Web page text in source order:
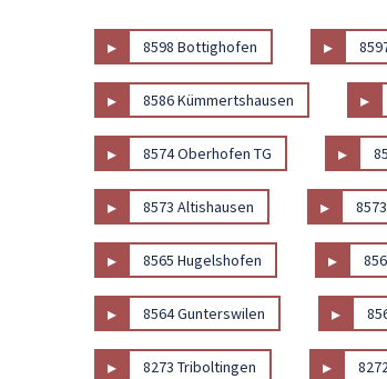
▸ 8598 Bottighofen ▸
▸ 8586 Kümmertshausen ▸
▸ 8574 Oberhofen TG ▸
▸ 8573 Altishausen ▸
▸ 8565 Hugelshofen ▸
▸ 8564 Gunterswilen ▸
▸ 8273 Triboltingen ▸